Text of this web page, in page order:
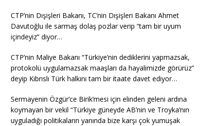
CTP’nin Dışişleri Bakanı, TC’nin Dışişleri Bakanı Ahmet
Davutoğlu ile sarmaş dolaş pozlar verip “tam bir uyum
içindeyiz” diyor…
CTP’nin Maliye Bakanı “Türkiye’nin dediklerini yapmazsak,
protokolü uygulamazsak maaşları da hayalimizde görürüz”
deyip Kıbrıslı Türk halkını tam bir itaate davet ediyor…
Sermayenin Özgür’ce Birik’mesi için elinden geleni ardına
koymayan bir vekil “Türkiye güneyde AB’nin ve Troyka’nın
uyguladığı politikaların yanında bize karşı çok yumuşak